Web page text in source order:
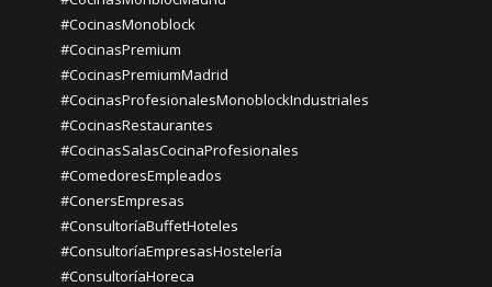
#CocinasMonoblock
#CocinasPremium
#CocinasPremiumMadrid
#CocinasProfesionalesMonoblockIndustriales
#CocinasRestaurantes
#CocinasSalasCocinaProfesionales
#ComedoresEmpleados
#ConersEmpresas
#ConsultoríaBuffetHoteles
#ConsultoríaEmpresasHostelería
#ConsultoríaHoreca